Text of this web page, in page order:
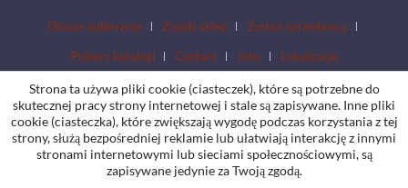
Obszar pobierania Znajdź sklep Zostań sprzedawcą
Pobierz katalogi Contact Jobs Lokalizacje
Strona ta używa pliki cookie (ciasteczek), które są potrzebne do
skutecznej pracy strony internetowej i stale są zapisywane. Inne pliki
cookie (ciasteczka), które zwiększają wygodę podczas korzystania z tej
strony, służą bezpośredniej reklamie lub ułatwiają interakcję z innymi
stronami internetowymi lub sieciami społecznościowymi, są
zapisywane jedynie za Twoją zgodą.